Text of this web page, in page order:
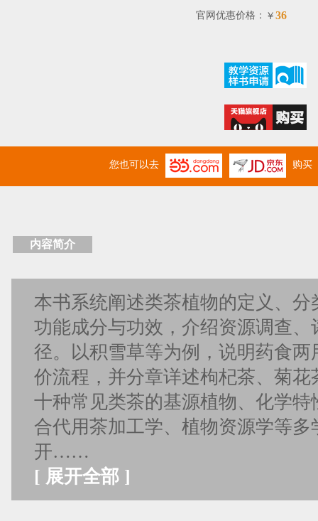
官网优惠价格： ￥ 36
您也可以去 购买
内容简介
本书系统阐述类茶植物的定义、
功能成分与功效，介绍资源调查
径。以积雪草等为例，说明药食
价流程，并分章详述枸杞茶、菊
十种常见类茶的基源植物、化学
合代用茶加工学、植物资源学等
开……
[ 展开全部 ]